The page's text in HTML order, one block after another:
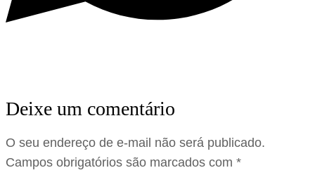
Deixe um comentário
O seu endereço de e-mail não será publicado.
Campos obrigatórios são marcados com *